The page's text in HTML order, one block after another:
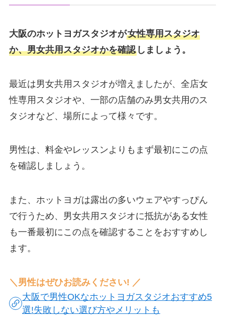
大阪のホットヨガスタジオが女性専用スタジオ
か、男女共用スタジオかを確認しましょう。
最近は男女共用スタジオが増えましたが、全店女
性専用スタジオや、一部の店舗のみ男女共用のス
タジオなど、場所によって様々です。
男性は、料金やレッスンよりもまず最初にこの点
を確認しましょう。
また、ホットヨガは露出の多いウェアやすっぴん
で行うため、男女共用スタジオに抵抗がある女性
も一番最初にこの点を確認することをおすすめし
ます。
＼男性はぜひお読みください! ／
大阪で男性OKなホットヨガスタジオおすすめ5
選!失敗しない選び方やメリットも